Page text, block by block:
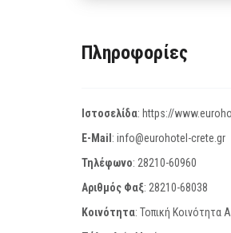
Πληροφορίες
Ιστοσελίδα: https://
E-Mail : info@eurohotel-crete.gr
Τηλέφωνο: 28210-60960
Αριθμός Φαξ: 28210-68038
Κοινότητα: Τοπική Κοινότητα